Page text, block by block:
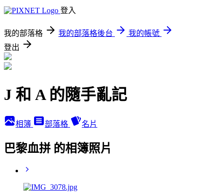
登入
我的部落格 我的部落格後台
我的帳號
登出
J 和 A 的隨手亂記
相簿 部落格 名片
巴黎血拼 的相簿照片